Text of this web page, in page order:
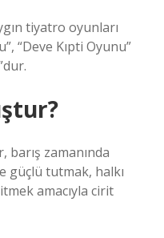
tiyatro oyunları
“Deve Kıpti Oyunu”
barış zamanında
güçlü tutmak, halkı
amacıyla cirit